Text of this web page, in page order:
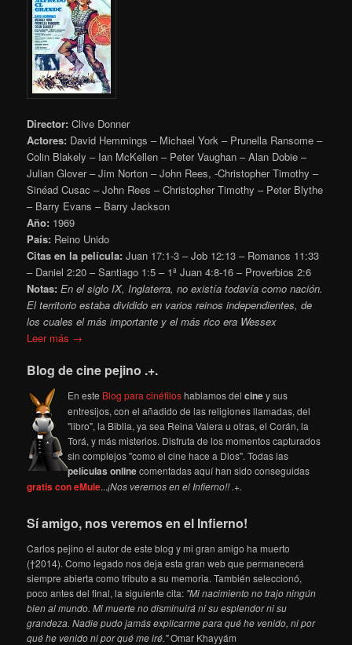
Director: Clive Donner
Actores: David Hemmings – Michael York – Prunella Ransome –
Colin Blakely – Ian McKellen – Peter Vaughan – Alan Dobie –
Julian Glover – Jim Norton – John Rees, -Christopher Timothy –
Sinéad Cusac – John Rees – Christopher Timothy – Peter Blythe
– Barry Evans – Barry Jackson
Año: 1969
País: Reino Unido
Citas en la película: Juan 17:1-3 – Job 12:13 – Romanos 11:33
– Daniel 2:20 – Santiago 1:5 – 1ª Juan 4:8-16 – Proverbios 2:6
Notas: En el siglo IX, Inglaterra, no existía todavía como nación.
El territorio estaba dividido en varios reinos independientes, de
los cuales el más importante y el más rico era Wessex
Leer más →
Blog de cine pejino .+.
En este Blog para cinéfiloshablamos delciney sus
entresijos, con el añadido de las religiones llamadas, del
"libro", la Biblia, ya sea Reina Valera u otras, el Corán, la
Torá, y más misterios. Disfruta de los momentos capturados
sin complejos "como el cine hace a Dios". Todas las
películas onlinecomentadas aquí han sido conseguidas
gratis con eMule...¡Nos veremos en el Infierno!! .+.
Sí amigo, nos veremos en el Infierno!
Carlos pejino el autor de este blog y mi gran amigo ha muerto
(†2014). Como legado nos deja esta gran web que permanecerá
siempre abierta como tributo a su memoria. También seleccionó,
poco antes del final, la siguiente cita: "Mi nacimiento no trajo ningún
bien al mundo. Mi muerte no disminuirá ni su esplendor ni su
grandeza. Nadie pudo jamás explicarme para qué he venido, ni por
qué he venido ni por qué me iré."Omar Khayyám